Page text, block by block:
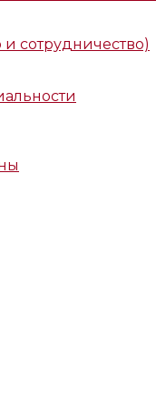
сотрудничество)